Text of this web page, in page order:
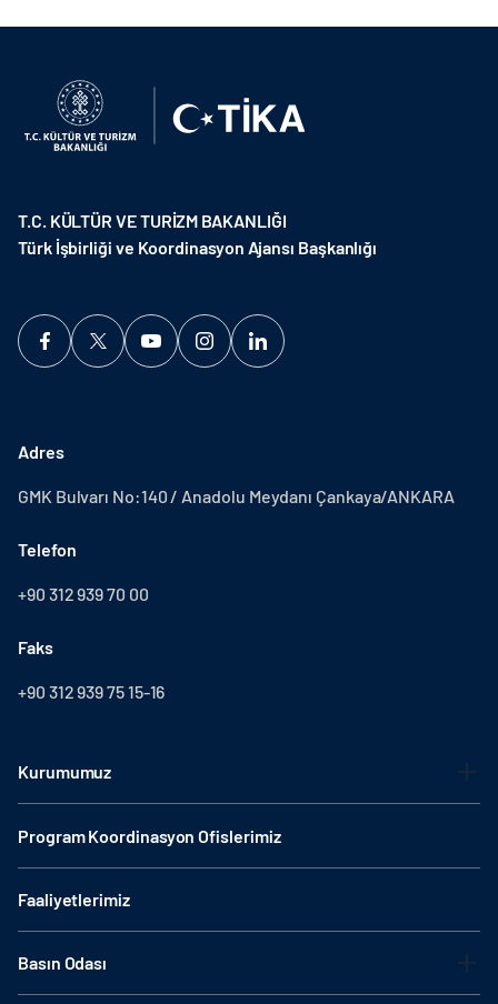
T.C. KÜLTÜR VE TURİZM BAKANLIĞI
Türk İşbirliği ve Koordinasyon Ajansı Başkanlığı
Adres
GMK Bulvarı No:140 / Anadolu Meydanı Çankaya/ANKARA
Telefon
+90 312 939 70 00
Faks
+90 312 939 75 15-16
Kurumumuz
Program Koordinasyon Ofislerimiz
Faaliyetlerimiz
Basın Odası